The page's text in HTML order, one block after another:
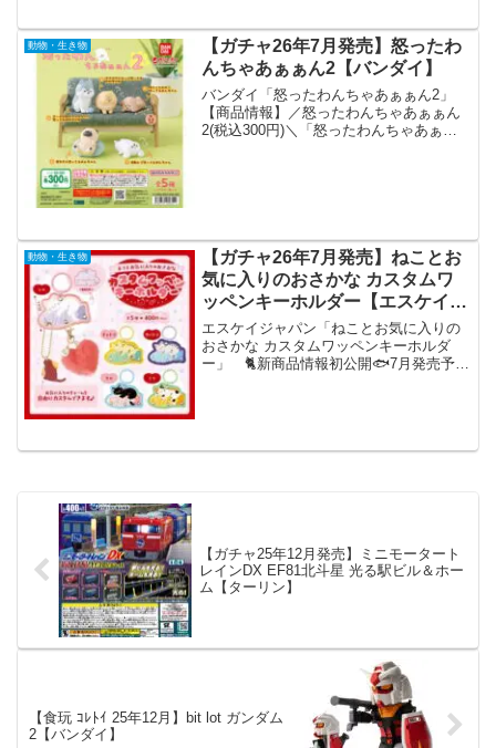
動物・生き物
【ガチャ26年7月発売】怒ったわ
んちゃあぁぁん2【バンダイ】
バンダイ「怒ったわんちゃあぁぁん2」
【商品情報】／怒ったわんちゃあぁぁん
2(税込300円)＼「怒ったわんちゃあぁぁ
動物・生き物
【ガチャ26年7月発売】ねことお
気に入りのおさかな カスタムワ
ッペンキーホルダー【エスケイジ
ャパン】
エスケイジャパン「ねことお気に入りの
おさかな カスタムワッペンキーホルダ
ー」 🐈新商品情報初公開🐟7月発売予定
【ガチャ25年12月発売】ミニモータート
レインDX EF81北斗星 光る駅ビル＆ホー
ム【ターリン】
【食玩 ｺﾚﾄｲ 25年12月】bit lot ガンダム
2【バンダイ】